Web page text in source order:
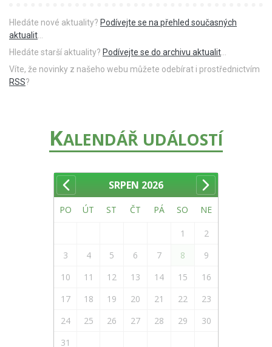
Hledáte nové aktuality? Podívejte se na přehled současných
aktualit
Hledáte starší aktuality? Podívejte se do archivu aktualit
Víte, že novinky z našeho webu můžete odebírat i prostřednictvím
RSS?
KALENDÁŘ UDÁLOSTÍ
SRPEN 2026
PO ÚT ST ČT PÁ SO NE
1
2
3
4 5 6 7 8
9
10
11 12 13 14 15
16
17
18 19 20 21 22
23
24
25 26 27 28 29
30
31